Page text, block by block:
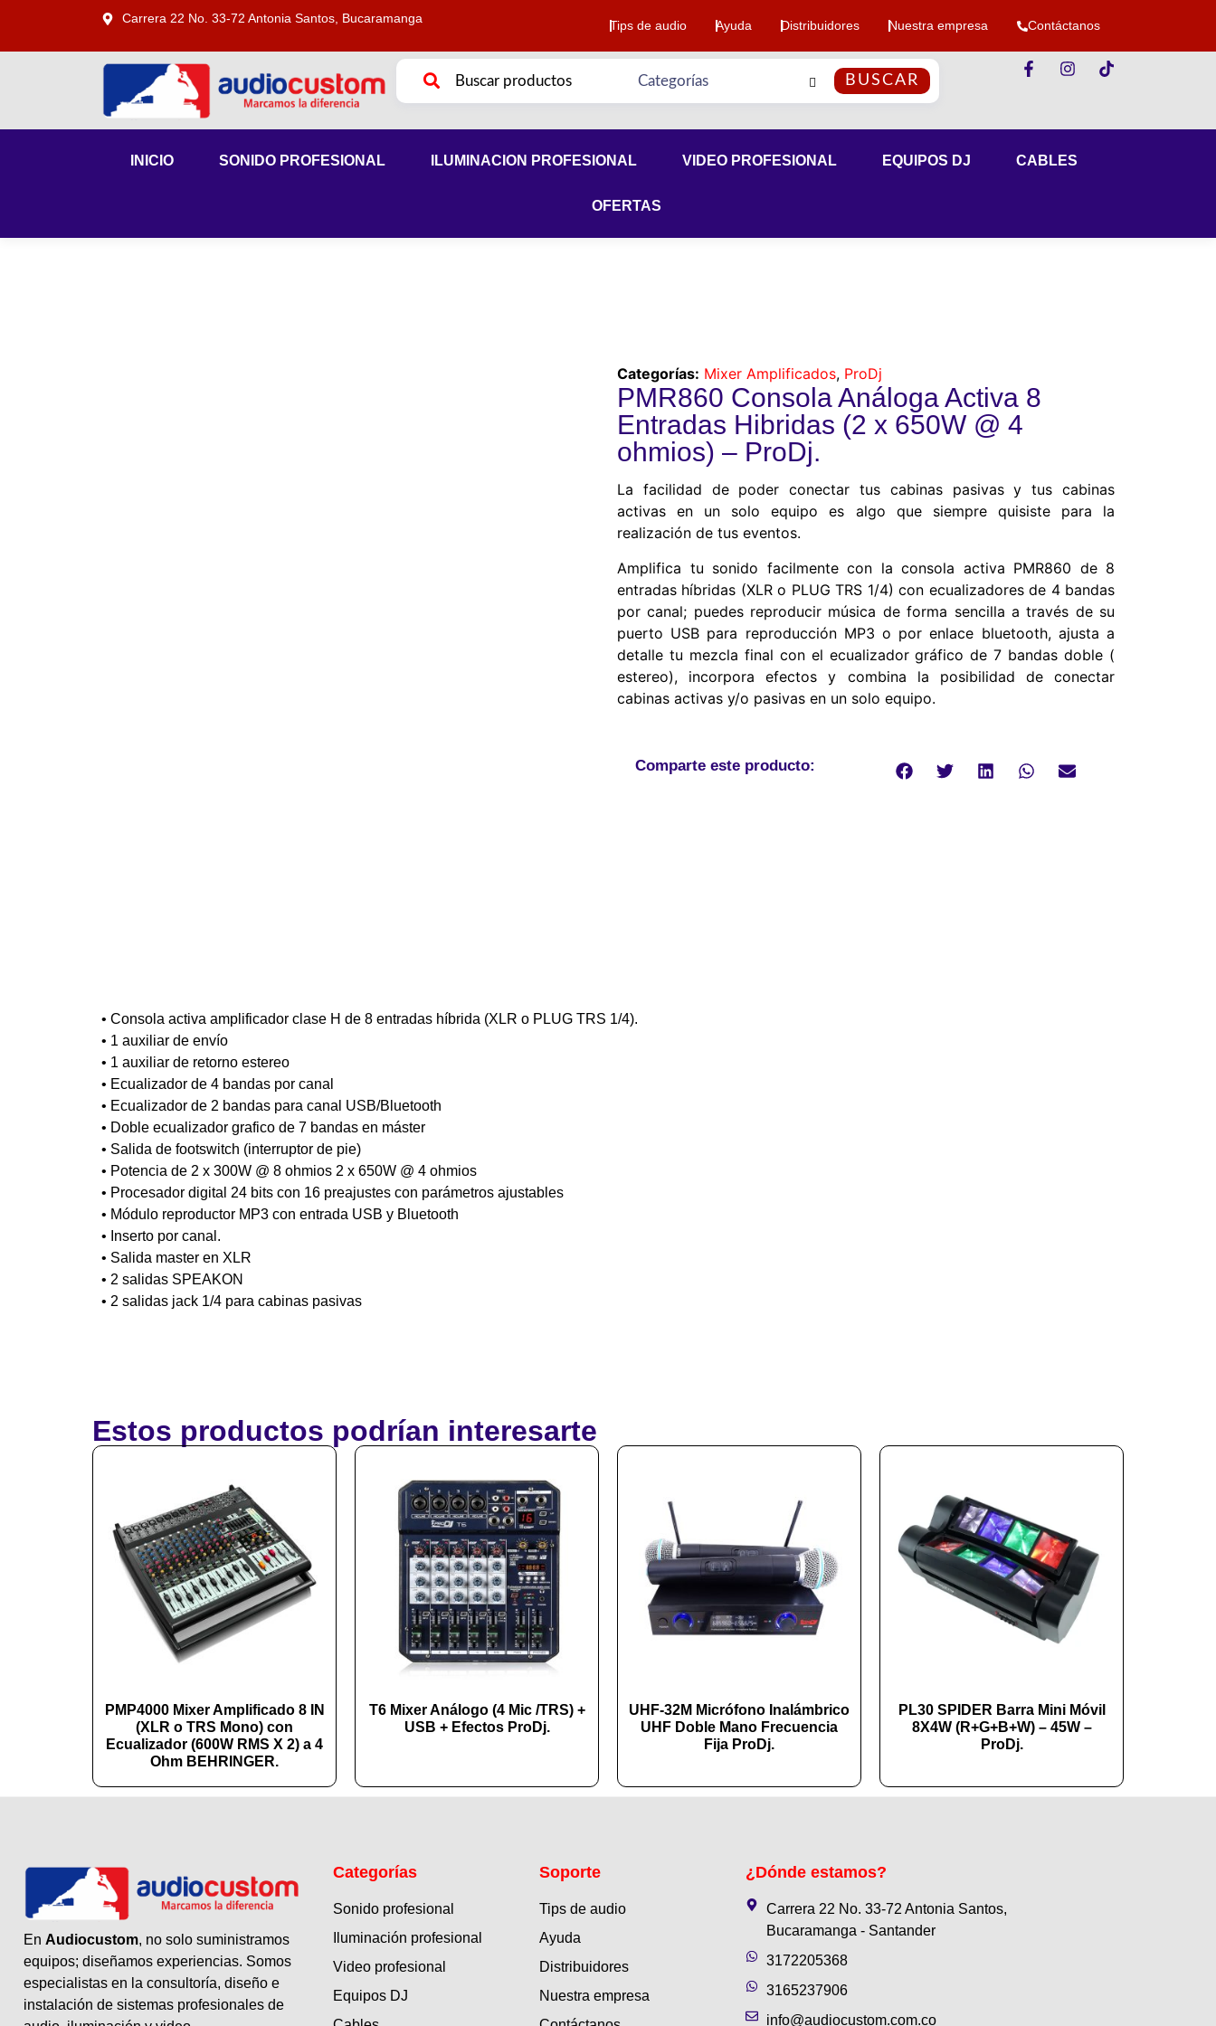
Carrera 22 No. 33-72 Antonia Santos, Bucaramanga Tips de audio Ayuda Distribuidores Nuestra empresa Contáctanos
BUSCAR
INICIO SONIDO PROFESIONAL ILUMINACION PROFESIONAL VIDEO PROFESIONAL EQUIPOS DJ CABLES
OFERTAS
Categorías: Mixer Amplificados, ProDj
PMR860 Consola Análoga Activa 8
Entradas Hibridas (2 x 650W @ 4
ohmios) – ProDj.
La facilidad de poder conectar tus cabinas pasivas y tus cabinas
activas en un solo equipo es algo que siempre quisiste para la
realización de tus eventos.
Amplifica tu sonido facilmente con la consola activa PMR860 de 8
entradas híbridas (XLR o PLUG TRS 1/4) con ecualizadores de 4 bandas
por canal; puedes reproducir música de forma sencilla a través de su
puerto USB para reproducción MP3 o por enlace bluetooth, ajusta a
detalle tu mezcla final con el ecualizador gráfico de 7 bandas doble (
estereo), incorpora efectos y combina la posibilidad de conectar
cabinas activas y/o pasivas en un solo equipo.
Comparte este producto:
• Consola activa amplificador clase H de 8 entradas híbrida (XLR o PLUG TRS 1/4).
• 1 auxiliar de envío
• 1 auxiliar de retorno estereo
• Ecualizador de 4 bandas por canal
• Ecualizador de 2 bandas para canal USB/Bluetooth
• Doble ecualizador grafico de 7 bandas en máster
• Salida de footswitch (interruptor de pie)
• Potencia de 2 x 300W @ 8 ohmios 2 x 650W @ 4 ohmios
• Procesador digital 24 bits con 16 preajustes con parámetros ajustables
• Módulo reproductor MP3 con entrada USB y Bluetooth
• Inserto por canal.
• Salida master en XLR
• 2 salidas SPEAKON
• 2 salidas jack 1/4 para cabinas pasivas
Estos productos podrían interesarte
PMP4000 Mixer Amplificado 8 IN
(XLR o TRS Mono) con
Ecualizador (600W RMS X 2) a 4
Ohm BEHRINGER.
T6 Mixer Análogo (4 Mic /TRS) +
USB + Efectos ProDj.
UHF-32M Micrófono Inalámbrico
UHF Doble Mano Frecuencia
Fija ProDj.
PL30 SPIDER Barra Mini Móvil
8X4W (R+G+B+W) – 45W –
ProDj.
En Audiocustom, no solo suministramos
equipos; diseñamos experiencias. Somos
especialistas en la consultoría, diseño e
instalación de sistemas profesionales de
Categorías
Sonido profesional
Iluminación profesional
Video profesional
Equipos DJ
Soporte
Tips de audio
Ayuda
Distribuidores
Nuestra empresa
¿Dónde estamos?
Carrera 22 No. 33-72 Antonia Santos,
Bucaramanga - Santander
3172205368
3165237906
info@audiocustom.com.co